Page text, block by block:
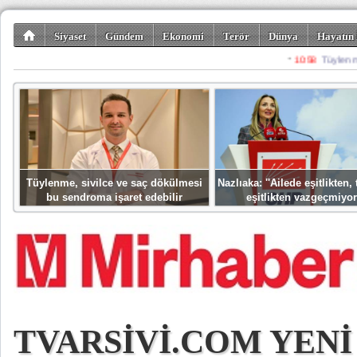
Siyaset Gündem Ekonomi Terör Dünya
Spor Misafir
Tüylenme, sivilce ve saç dökülmesi
bu sendroma işaret edebilir
Nazlıaka: ''Ailede eşitlikten,
eşitlikten
TVARSİVİ.COM